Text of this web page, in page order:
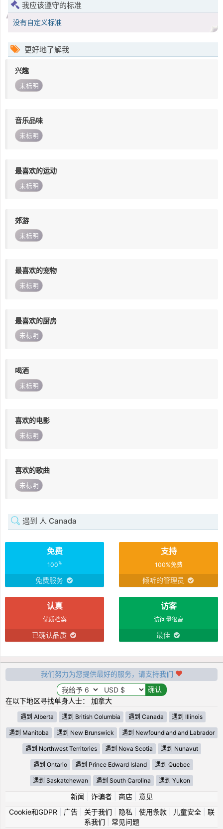
我应该遵守的标准
没有自定义标准
更好地了解我
兴趣
未标明
音乐品味
未标明
最喜欢的运动
未标明
郊游
未标明
最喜欢的宠物
未标明
最喜欢的厨房
未标明
喝酒
未标明
喜欢的电影
未标明
喜欢的歌曲
未标明
遇到 人 Canada
免费
100%
免费服务
支持
100%免费
倾听的管理员
认真
优质档案
已确认品质
访客
访问量很高
最佳
我们努力为您提供最好的服务，请支持我们
在以下地区寻找单身人士： 加拿大
遇到 Alberta 遇到 British Columbia 遇到 Canada 遇到 Illinois
遇到 Manitoba 遇到 New Brunswick 遇到 Newfoundland and Labrador
遇到 Northwest Territories 遇到 Nova Scotia 遇到 Nunavut
遇到 Ontario 遇到 Prince Edward Island 遇到 Quebec
遇到 Saskatchewan 遇到 South Carolina 遇到 Yukon
新闻 诈骗者| 商店| 意见
Cookie和GDPR
广告| 关于我们 隐私 使用条款| 儿童安全| 联
系我们
常见问题